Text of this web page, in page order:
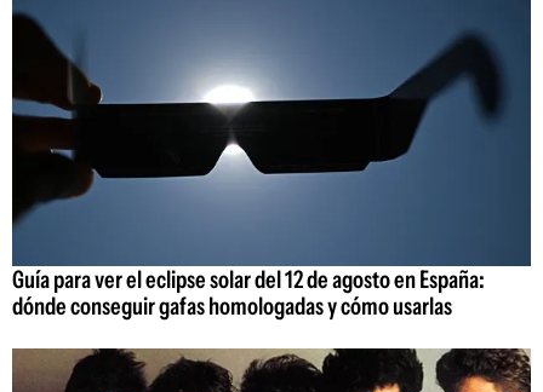
Guía para ver el eclipse solar del 12 de agosto en España:
dónde conseguir gafas homologadas y cómo usarlas